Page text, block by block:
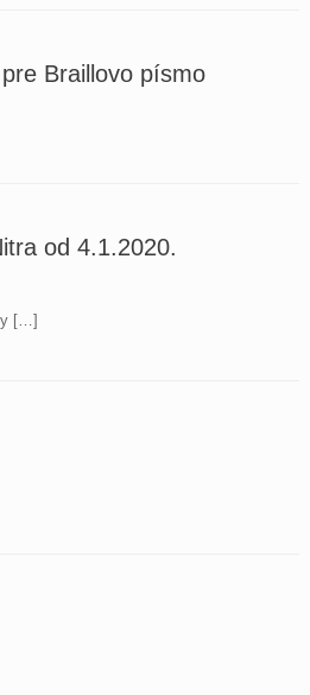
Braillovo písmo
od 4.1.2020.
[…]